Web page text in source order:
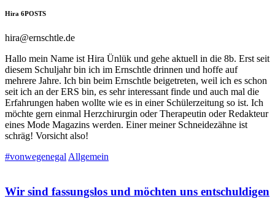
Hira 6POSTS
hira@ernschtle.de
Hallo mein Name ist Hira Ünlük und gehe aktuell in die 8b. Erst seit
diesem Schuljahr bin ich im Ernschtle drinnen und hoffe auf
mehrere Jahre. Ich bin beim Ernschtle beigetreten, weil ich es schon
seit ich an der ERS bin, es sehr interessant finde und auch mal die
Erfahrungen haben wollte wie es in einer Schülerzeitung so ist. Ich
möchte gern einmal Herzchirurgin oder Therapeutin oder Redakteur
eines Mode Magazins werden. Einer meiner Schneidezähne ist
schräg! Vorsicht also!
#vonwegenegal Allgemein
Wir sind fassungslos und möchten uns entschuldigen